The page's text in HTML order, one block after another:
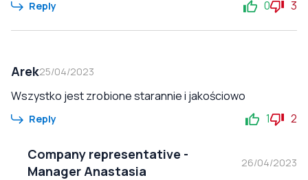
Reply 0 3
Arek25/04/2023
Wszystko jest zrobione starannie i jakościowo
Reply 1 2
Company representative -
Manager Anastasia
26/04/2023